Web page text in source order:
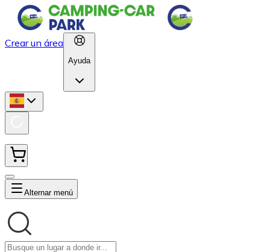
Crear un área
Ayuda
Alternar menú